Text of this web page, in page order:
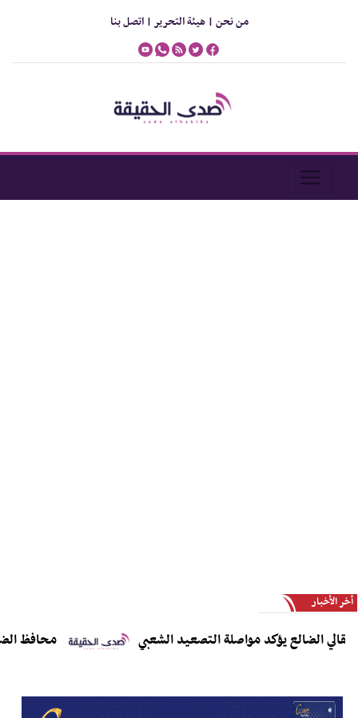
من نحن |هيئة التحرير |اتصل بنا
أخر الأخبار
يؤكد مواصلة التصعيد الشعبي محافظ الضالع